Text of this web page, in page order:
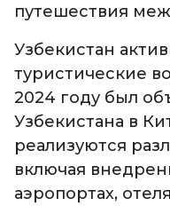
путешествия
Узбекистан
туристические
2024 году был
Узбекистана в
реализуются
включая
аэропортах,